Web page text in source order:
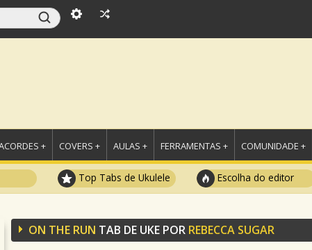
+ COVERS + AULAS + FERRAMENTAS + COMUNIDADE +
Top Tabs de Ukulele Escolha do editor
ON THE RUN TAB DE UKE POR REBECCA SUGAR